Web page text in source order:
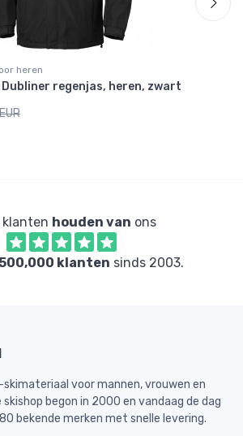
heren
Dubliner regenjas, heren, zwart
klanten houden van ons
klanten sinds 2003.
voor mannen, vrouwen en
skishop begon in 2000 en vandaag de dag
bekende merken met snelle levering.